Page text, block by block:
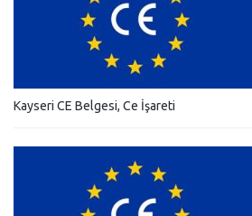
Kayseri CE Belgesi, Ce İşareti